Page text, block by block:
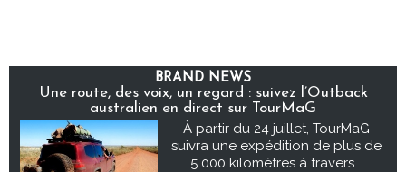
BRAND NEWS
Une route, des voix, un regard : suivez l’Outback
australien en direct sur TourMaG
À partir du 24 juillet, TourMaG
suivra une expédition de plus de
5 000 kilomètres à travers...